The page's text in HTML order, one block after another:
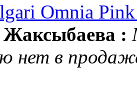
Omnia
:
нет в